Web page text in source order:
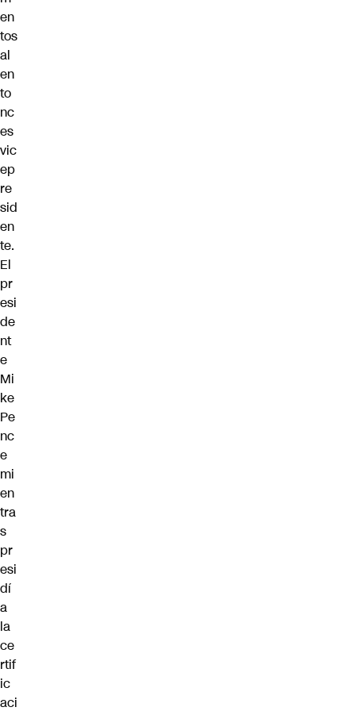
en
tos
al
en
to
nc
es
vic
ep
re
sid
en
te.
El
pr
esi
de
nt
e
Mi
ke
Pe
nc
e
mi
en
tra
s
pr
esi
dí
a
la
ce
rtif
ic
aci